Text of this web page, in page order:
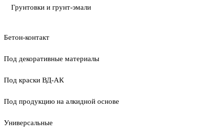
Грунтовки и грунт-эмали
Бетон-контакт
Под декоративные материалы
Под краски ВД-АК
Под продукцию на алкидной основе
Универсальные